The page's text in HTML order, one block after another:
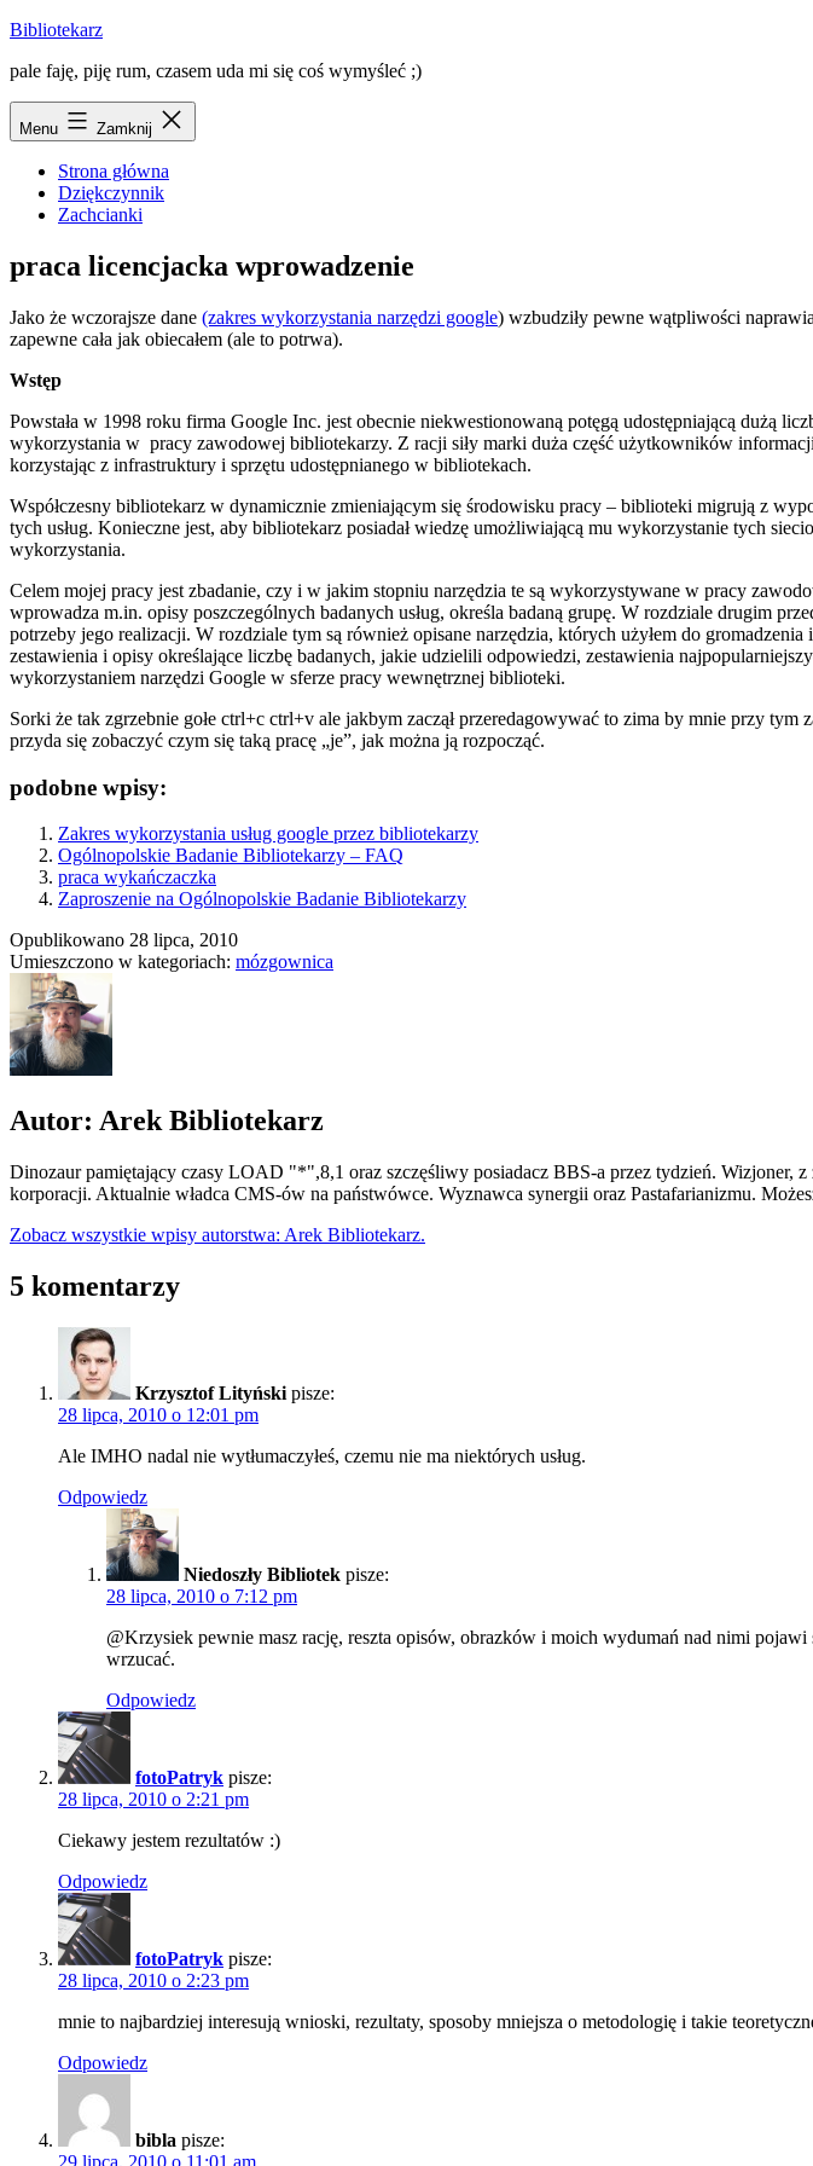
Przejdź
treści
Bibliotekarz
pale faję, piję rum, czasem uda mi się coś wymyśleć ;)
Menu Zamknij
Strona główna
Dziękczynnik
Zachcianki
praca licencjacka wprowadzenie
Jako że wczorajsze dane (zakres wykorzystania narzędzi google) wzbudziły pewne wątpliwości
zapewne cała jak obiecałem (ale to potrwa).
Wstęp
Powstała w 1998 roku firma Google Inc. jest obecnie niekwestionowaną potęgą udostępniającą dużą
wykorzystania w pracy zawodowej bibliotekarzy. Z racji siły marki duża część użytkowników
korzystając z infrastruktury i sprzętu udostępnianego w bibliotekach.
Współczesny bibliotekarz w dynamicznie zmieniającym się środowisku pracy – biblioteki migrują z
tych usług. Konieczne jest, aby bibliotekarz posiadał wiedzę umożliwiającą mu wykorzystanie tych
wykorzystania.
Celem mojej pracy jest zbadanie, czy i w jakim stopniu narzędzia te są wykorzystywane w pracy
wprowadza m.in. opisy poszczególnych badanych usług, określa badaną grupę. W rozdziale drugim
potrzeby jego realizacji. W rozdziale tym są również opisane narzędzia, których użyłem do
zestawienia i opisy określające liczbę badanych, jakie udzielili odpowiedzi, zestawienia
wykorzystaniem narzędzi Google w sferze pracy wewnętrznej biblioteki.
Sorki że tak zgrzebnie gołe ctrl+c ctrl+v ale jakbym zaczął przeredagowywać to zima by mnie przy tym
przyda się zobaczyć czym się taką pracę „je”, jak można ją rozpocząć.
podobne wpisy:
Zakres wykorzystania usług google przez bibliotekarzy
Ogólnopolskie Badanie Bibliotekarzy – FAQ
praca wykańczaczka
Zaproszenie na Ogólnopolskie Badanie Bibliotekarzy
Opublikowano 28 lipca, 2010
Umieszczono w kategoriach: mózgownica
Autor: Arek Bibliotekarz
Dinozaur pamiętający czasy LOAD "*",8,1 oraz szczęśliwy posiadacz BBS-a przez tydzień. Wizjoner,
korporacji. Aktualnie władca CMS-ów na państwówce. Wyznawca synergii oraz Pastafarianizmu.
Zobacz wszystkie wpisy autorstwa: Arek Bibliotekarz.
5 komentarzy
Krzysztof Lityński pisze:
28 lipca, 2010 o 12:01 pm
Ale IMHO nadal nie wytłumaczyłeś, czemu nie ma niektórych usług.
Odpowiedz
Niedoszły Bibliotek pisze:
28 lipca, 2010 o 7:12 pm
@Krzysiek pewnie masz rację, reszta opisów, obrazków i moich wydumań nad nimi
wrzucać.
Odpowiedz
fotoPatryk pisze:
28 lipca, 2010 o 2:21 pm
Ciekawy jestem rezultatów :)
Odpowiedz
fotoPatryk pisze:
28 lipca, 2010 o 2:23 pm
mnie to najbardziej interesują wnioski, rezultaty, sposoby mniejsza o metodologię i takie
Odpowiedz
bibla pisze:
29 lipca, 2010 o 11:01 am